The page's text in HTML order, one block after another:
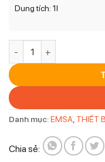
Dung tích: 1l
Danh mục:EMSA, THIẾT
Chia sẻ: